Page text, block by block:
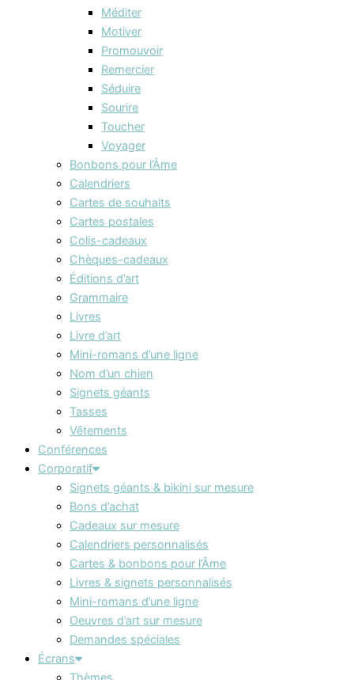
Méditer
Motiver
Promouvoir
Remercier
Séduire
Sourire
Toucher
Voyager
Bonbons pour l’Âme
Calendriers
Cartes de souhaits
Cartes postales
Colis-cadeaux
Chèques-cadeaux
Éditions d’art
Grammaire
Livres
Livre d’art
Mini-romans d’une ligne
Nom d’un chien
Signets géants
Tasses
Vêtements
Conférences
Corporatif
Signets géants & bikini sur mesure
Bons d’achat
Cadeaux sur mesure
Calendriers personnalisés
Cartes & bonbons pour l’Âme
Livres & signets personnalisés
Mini-romans d’une ligne
Oeuvres d’art sur mesure
Demandes spéciales
Écrans